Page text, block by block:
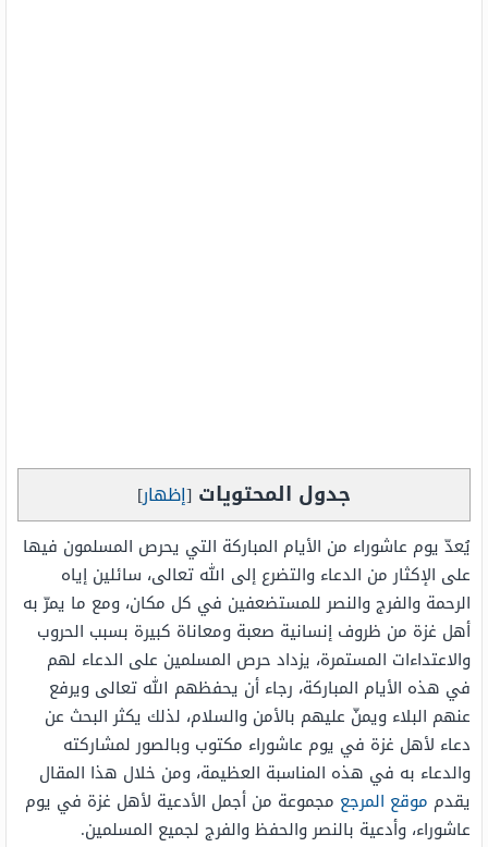
جدول المحتويات [إظهار]
يُعدّ يوم عاشوراء من الأيام المباركة التي يحرص المسلمون فيها
على الإكثار من الدعاء والتضرع إلى الله تعالى، سائلين إياه
الرحمة والفرج والنصر للمستضعفين في كل مكان، ومع ما يمرّ به
أهل غزة من ظروف إنسانية صعبة ومعاناة كبيرة بسبب الحروب
والاعتداءات المستمرة، يزداد حرص المسلمين على الدعاء لهم
في هذه الأيام المباركة، رجاء أن يحفظهم الله تعالى ويرفع
عنهم البلاء ويمنّ عليهم بالأمن والسلام، لذلك يكثر البحث عن
دعاء لأهل غزة في يوم عاشوراء مكتوب وبالصور لمشاركته
والدعاء به في هذه المناسبة العظيمة، ومن خلال هذا المقال
يقدم موقع المرجع مجموعة من أجمل الأدعية لأهل غزة في يوم
عاشوراء، وأدعية بالنصر والحفظ والفرج لجميع المسلمين.